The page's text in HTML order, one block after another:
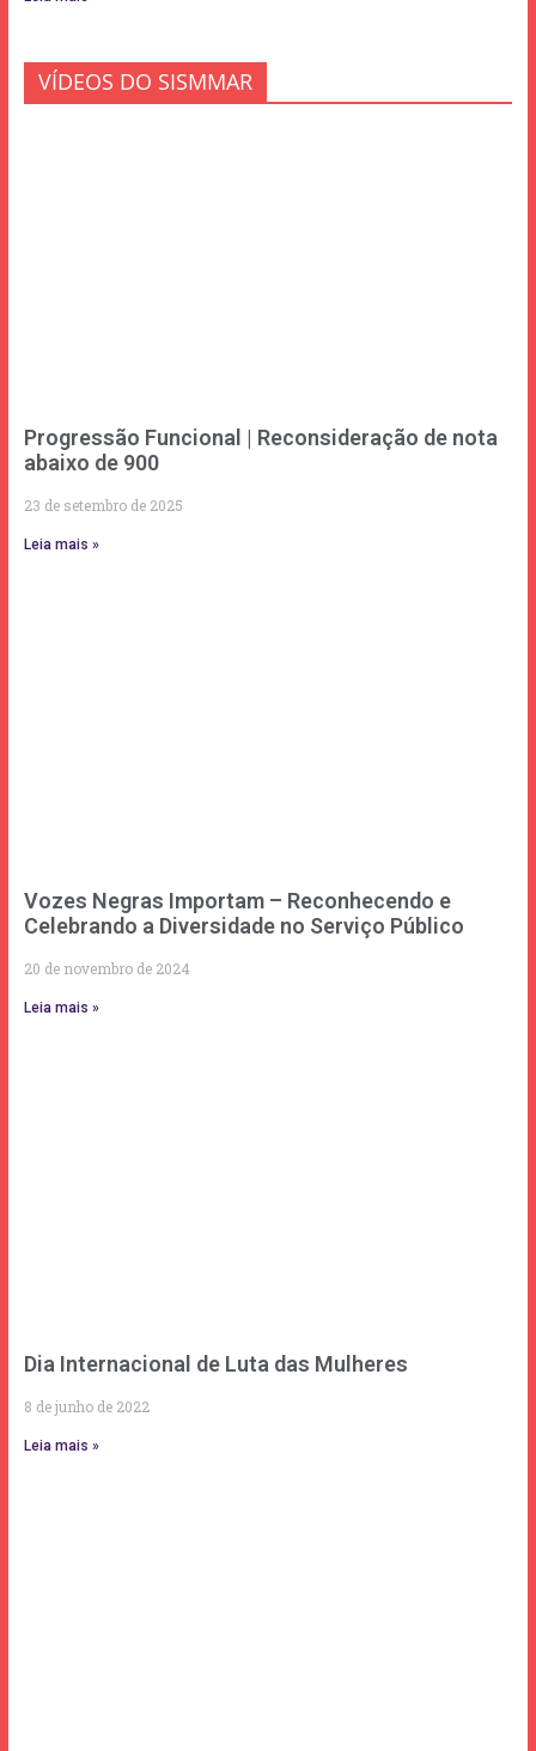
VÍDEOS DO SISMMAR
Progressão Funcional | Reconsideração de nota
abaixo de 900
23 de setembro de 2025
Leia mais »
Vozes Negras Importam – Reconhecendo e
Celebrando a Diversidade no Serviço Público
20 de novembro de 2024
Leia mais »
Dia Internacional de Luta das Mulheres
8 de junho de 2022
Leia mais »